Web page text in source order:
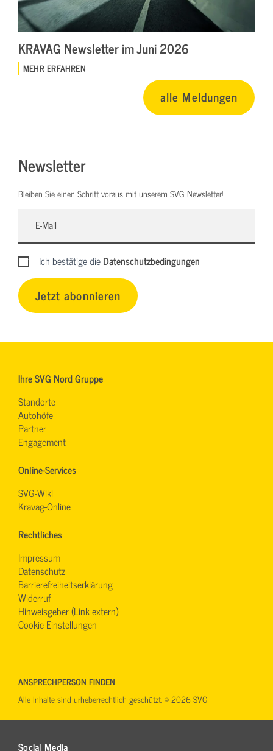
KRAVAG Newsletter im Juni 2026
MEHR ERFAHREN
alle Meldungen
Newsletter
Bleiben Sie einen Schritt voraus mit unserem SVG Newsletter!
Ich bestätige dieDatenschutzbedingungen
Jetzt abonnieren
Ihre SVG Nord Gruppe
Standorte
Autohöfe
Partner
Engagement
Online-Services
SVG-Wiki
Kravag-Online
Rechtliches
Impressum
Datenschutz
Barrierefreiheitserklärung
Widerruf
Hinweisgeber (Link extern)
Cookie-Einstellungen
Social Media
ANSPRECHPERSON FINDEN
Alle Inhalte sind urheberrechtlich geschützt. © 2026 SVG